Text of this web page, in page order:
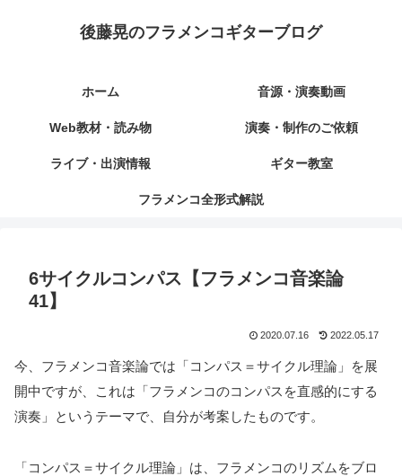
後藤晃のフラメンコギターブログ
ホーム 音源・演奏動画
Web教材・読み物 演奏・制作のご依頼
ライブ・出演情報 ギター教室
フラメンコ全形式解説
6サイクルコンパス【フラメンコ音楽論
41】
2020.07.16 2022.05.17
今、フラメンコ音楽論では「コンパス＝サイクル理論」を展
開中ですが、これは「フラメンコのコンパスを直感的にする
演奏」というテーマで、自分が考案したものです。
「コンパス＝サイクル理論」は、フラメンコのリズムをブロ